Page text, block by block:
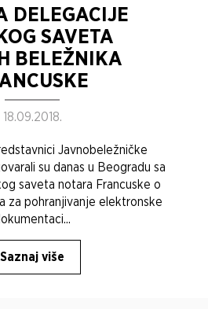
DELEGACIJE
SAVETA
BELEŽNIKA
18.09.2018.
Javnobeležničke
su danas u Beogradu sa
saveta notara Francuske o
za pohranjivanje elektronske
Saznaj više